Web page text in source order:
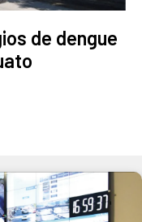
de dengue